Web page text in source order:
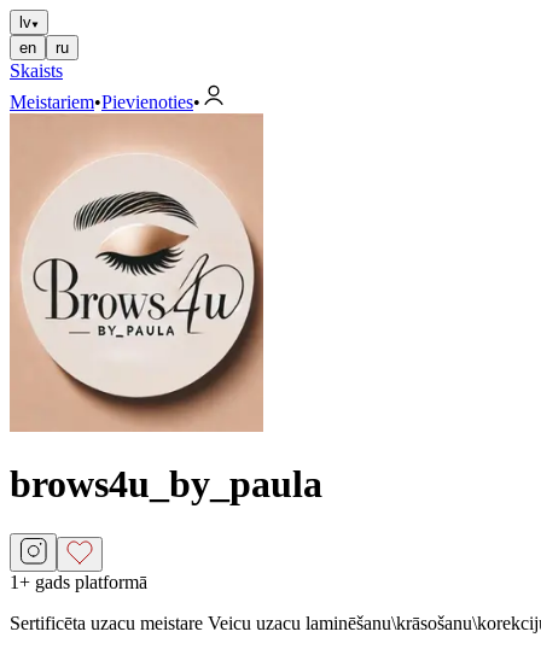
lv
en
ru
Skaists
Meistariem•Pievienoties•
brows4u_by_paula
1+ gads platformā
Sertificēta uzacu meistare Veicu uzacu